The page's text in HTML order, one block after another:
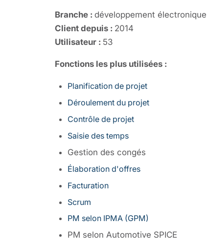
Branche :développement électronique
Client depuis : 2014
Utilisateur : 53
Fonctions les plus utilisées :
Planification de projet
Déroulement du projet
Contrôle de projet
Saisie des temps
Gestion des congés
Élaboration d'offres
Facturation
Scrum
PM selon IPMA (GPM)
PM selon Automotive SPICE